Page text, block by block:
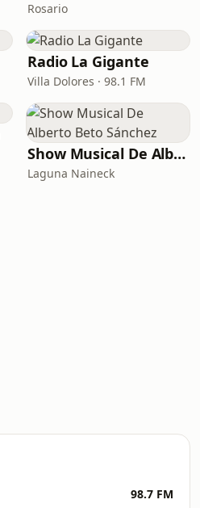
Rosario
Radio La Gigante
Villa Dolores · 98.1 FM
Show Musical De Alberto Beto Sánchez
Laguna Naineck
98.7 FM